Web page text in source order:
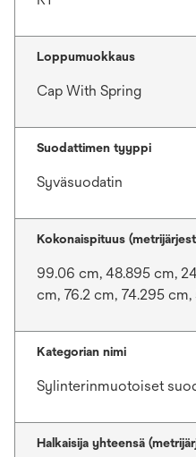
Loppumuokkaus
Cap With Spring
Suodattimen tyyppi
Syväsuodatin
Kokonaispituus
99.06 cm, 48.895 cm,
cm, 76.2 cm, 74.295
Kategorian nimi
Sylinterinmuotoiset
Halkaisija yhteensä